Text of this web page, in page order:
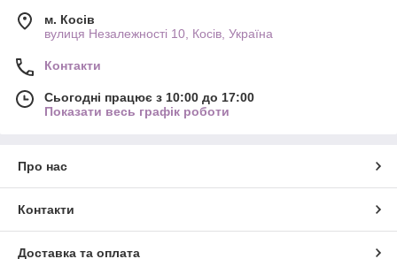
м. Косів
вулиця Незалежності 10, Косів, Україна
Контакти
Сьогодні працює з 10:00 до 17:00
Показати весь графік роботи
Про нас
Контакти
Доставка та оплата